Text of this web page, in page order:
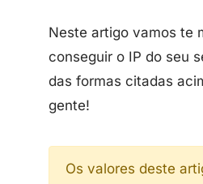
Neste artigo vamos te
conseguir o IP do seu
das formas citadas
gente!
Os valores deste